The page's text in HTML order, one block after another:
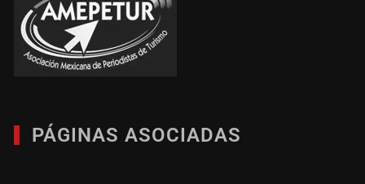
PÁGINAS ASOCIADAS